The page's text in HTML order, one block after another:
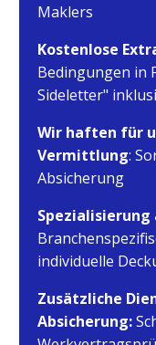
Maklers
Kostenlose
Bedingungen in
Sideletter"
Wir haften für
Vermittlung:
Absicherung
Spezialisierung
individuelle
Zusätzliche
Absicherung: